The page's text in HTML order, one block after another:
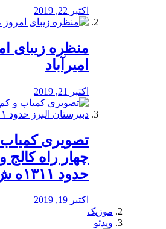
اکتبر 22, 2019
منظره‌‌ زیبای
امیرآباد
اکتبر 21, 2019
️تصویری کمیاب
چهار راه كالج
حدود ۱۳۱۱ه ش
اکتبر 19, 2019
موزیک
ویدئو